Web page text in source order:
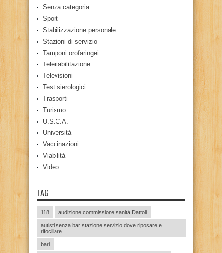
Senza categoria
Sport
Stabilizzazione personale
Stazioni di servizio
Tamponi orofaringei
Teleriabilitazione
Televisioni
Test sierologici
Trasporti
Turismo
U.S.C.A.
Università
Vaccinazioni
Viabilità
Video
TAG
118 audizione commissione sanità Dattoli
autisti senza bar stazione servizio dove riposare e
rifocillare
bari